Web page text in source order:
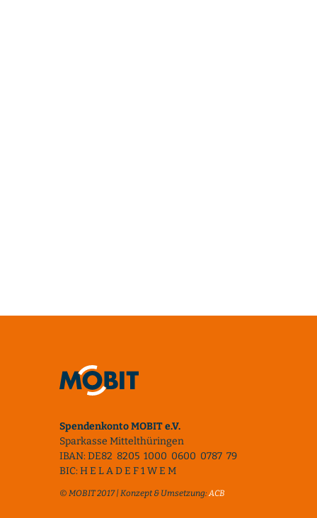
Spendenkonto MOBIT e.V.
Sparkasse Mittelthüringen
IBAN: DE82 8205 1000 0600 0787 79
BIC: H E L A D E F 1 W E M
© MOBIT 2017 | Konzept & Umsetzung:ACB